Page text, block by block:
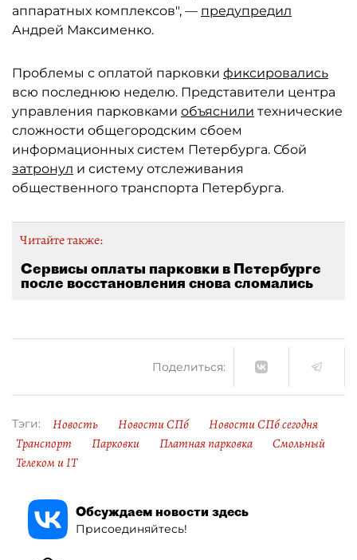
аппаратных комплексов", — предупредил
Андрей Максименко.
Проблемы с оплатой парковки фиксировались
всю последнюю неделю. Представители центра
управления парковками объяснили технические
сложности общегородским сбоем
информационных систем Петербурга. Сбой
затронул и систему отслеживания
общественного транспорта Петербурга.
Читайте также:
Сервисы оплаты парковки в Петербурге
после восстановления снова сломались
Поделиться:
Тэги: Новость Новости СПб
Новости СПб сегодня
Транспорт
Парковки Платная парковка
Смольный
Телеком и IT
Обсуждаем новости здесь
Присоединяйтесь!